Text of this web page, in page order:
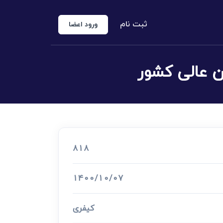
الخروجی
ثبت نام ورود اعضا
818
1400/10/07
کیفری